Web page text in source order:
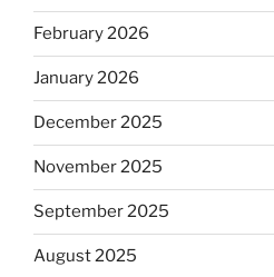
February 2026
January 2026
December 2025
November 2025
September 2025
August 2025